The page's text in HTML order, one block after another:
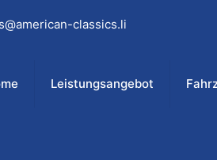
classics.li
Leistungsangebot